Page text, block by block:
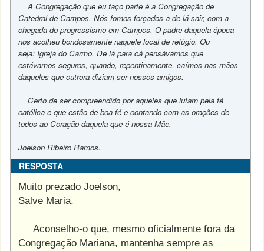
A Congregação que eu faço parte é a Congregação de
Catedral de Campos. Nós fomos forçados a de lá sair, com a
chegada do progressismo em Campos. O padre daquela época
nos acolheu bondosamente naquele local de refúgio. Ou
seja: Igreja do Carmo. De lá para cá pensávamos que
estávamos seguros, quando, repentinamente, caímos nas mãos
daqueles que outrora diziam ser nossos amigos.
Certo de ser compreendido por aqueles que lutam pela fé
católica e que estão de boa fé e contando com as orações de
todos ao Coração daquela que é nossa Mãe,
Joelson Ribeiro Ramos.
RESPOSTA
Muito prezado Joelson,
Salve Maria.
Aconselho-o que, mesmo oficialmente fora da
Congregação Mariana, mantenha sempre as